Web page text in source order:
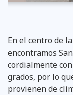
En el centro de
encontramos
cordialmente
grados, por lo
provienen de